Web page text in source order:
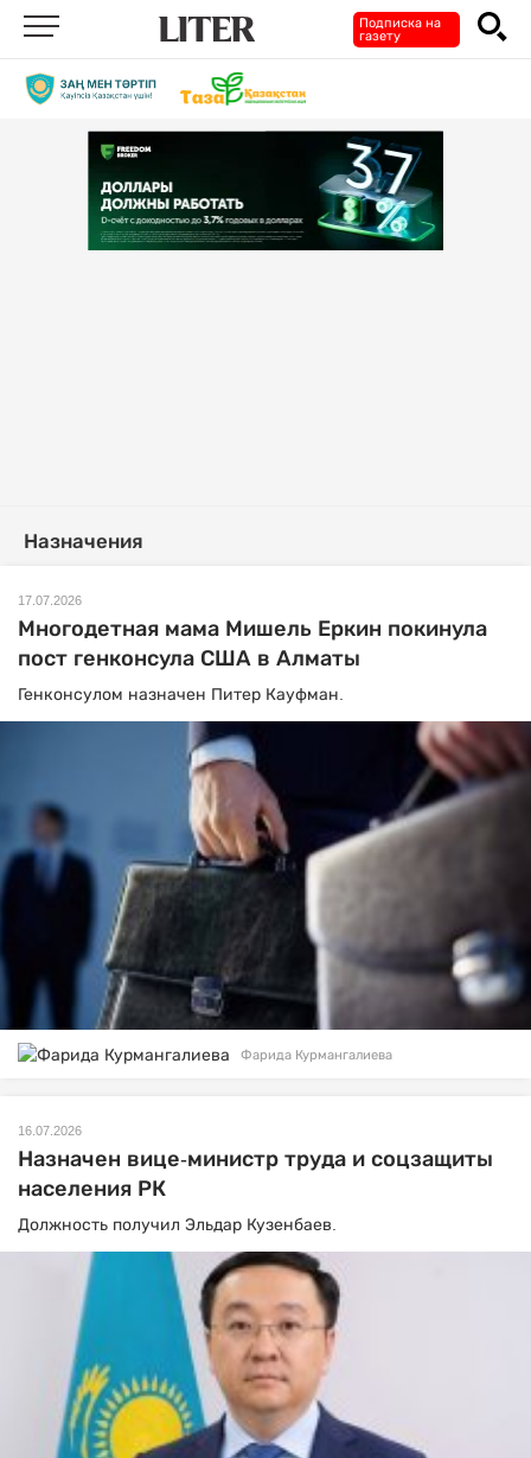
Подписка на
газету
Назначения
17.07.2026
Многодетная мама Мишель Еркин покинула
пост генконсула США в Алматы
Генконсулом назначен Питер Кауфман.
Фарида Курмангалиева
16.07.2026
Назначен вице-министр труда и соцзащиты
населения РК
Должность получил Эльдар Кузенбаев.